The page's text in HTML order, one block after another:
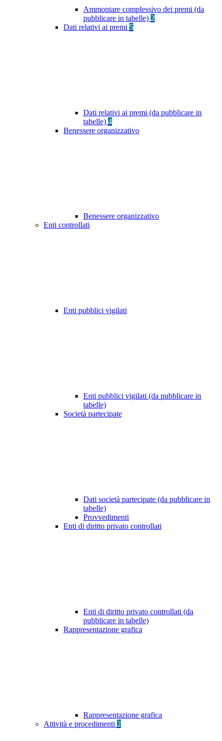
Ammontare complessivo dei premi (da
pubblicare in tabelle) 2
Dati relativi ai premi 5
Dati relativi ai premi (da pubblicare in
tabelle) 4
Benessere organizzativo
Benessere organizzativo
Enti controllati
Enti pubblici vigilati
Enti pubblici vigilati (da pubblicare in
tabelle)
Società partecipate
Dati società partecipate (da pubblicare in
tabelle)
Provvedimenti
Enti di diritto privato controllati
Enti di diritto privato controllati (da
pubblicare in tabelle)
Rappresentazione grafica
Rappresentazione grafica
Attività e procedimenti 2